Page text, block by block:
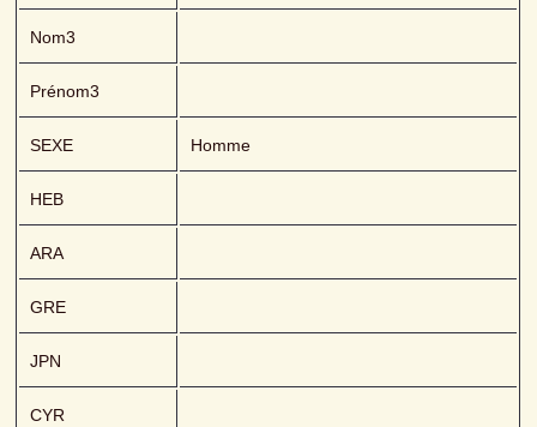
Nom3
Prénom3
SEXE Homme
HEB
ARA
GRE
JPN
CYR